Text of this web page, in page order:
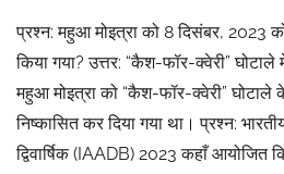
I
s
h
t
प्रश्न: महुआ मोइत्रा को 8 दिसंबर, 2023
किया गया? उत्तर: “कैश-फॉर-क्वेरी”
महुआ मोइत्रा को “कैश-फॉर-क्वेरी”
निष्कासित कर दिया गया था। प्रश्न:
द्विवार्षिक (IAADB) 2023 कहाँ आयोजित